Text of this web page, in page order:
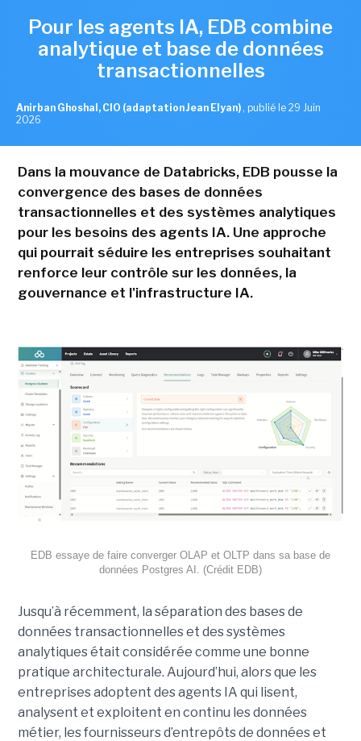
Pour les agents IA, EDB combine
analytique et base de données
transactionnelles
Anirban Ghoshal, CIO (adaptation Jean Elyan) , publié le 29 Juin
2026
Dans la mouvance de Databricks, EDB pousse la
convergence des bases de données
transactionnelles et des systèmes analytiques
pour les besoins des agents IA. Une approche
qui pourrait séduire les entreprises souhaitant
renforce leur contrôle sur les données, la
gouvernance et l'infrastructure IA.
EDB essaye de faire converger OLAP et OLTP dans sa base de
données Postgres AI. (Crédit EDB)
Jusqu’à récemment, la séparation des bases de
données transactionnelles et des systèmes
analytiques était considérée comme une bonne
pratique architecturale. Aujourd’hui, alors que les
entreprises adoptent des agents IA qui lisent,
analysent et exploitent en continu les données
métier, les fournisseurs d’entrepôts de données et